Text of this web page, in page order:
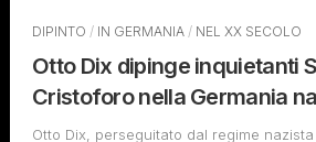
DIPINTO / IN GERMANIA / NEL XX SECOLO
Otto Dix dipinge inquietanti
Cristoforo nella Germania
Otto Dix, perseguitato dal regime